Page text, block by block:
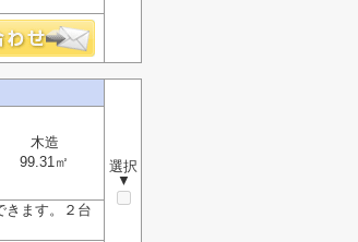
選択
▼
木造
99.31㎡
きます。２台